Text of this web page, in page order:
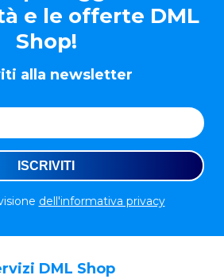
e le offerte DML
Shop!
alla newsletter
dell'informativa privacy
DML Shop